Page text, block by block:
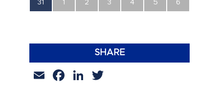
0
esemény,
31
0
esemény,
1
0
esemény,
2
0
esemény,
3
0
esemény,
4
0
esemény,
5
0
esemény,
6
SHARE
EmailFacebook
LinkedIn